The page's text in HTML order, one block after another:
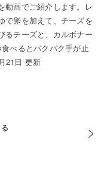
動画でご紹介します。レ
で卵を加えて、チーズを
るチーズと、カルボナー
べるとパクパク手が止
21日 更新